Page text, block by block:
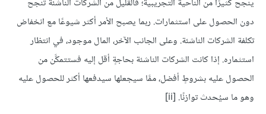
ينجح كثيرًا من الناحية التجريبية؛ فالقليل من الشركات الناشئة تنجح
دون الحصول على استثمارات. ربما يصبح الأمر أكثر شيوعًا مع انخفاض
تكلفة الشركات الناشئة. وعلى الجانب الآخر، المال موجود، في انتظار
استثماره. إذا كانت الشركات الناشئة بحاجةٍ أقل إليه فستتمكَّن من
الحصول عليه بشروطٍ أفضل، ممَّا سيجعلها سيدفعها أكثر للحصول عليه
وهو ما سيُحدث توازنًا. [ii
]